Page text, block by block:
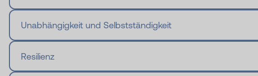
Unabhängigkeit und Selbstständigkeit
Resilienz